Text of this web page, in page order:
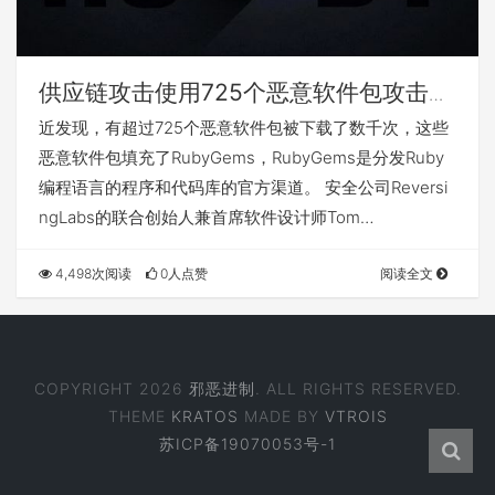
供应链攻击使用725个恶意软件包攻击
RubyGems存储库
近发现，有超过725个恶意软件包被下载了数千次，这些
恶意软件包填充了RubyGems，RubyGems是分发Ruby
编程语言的程序和代码库的官方渠道。 安全公司Reversi
ngLabs的联合创始人兼首席软件设计师Tom…
4,498次阅读 0人点赞 阅读全文
COPYRIGHT 2026 邪恶进制 . ALL RIGHTS RESERVED.
THEME KRATOS MADE BY VTROIS
苏ICP备19070053号-1